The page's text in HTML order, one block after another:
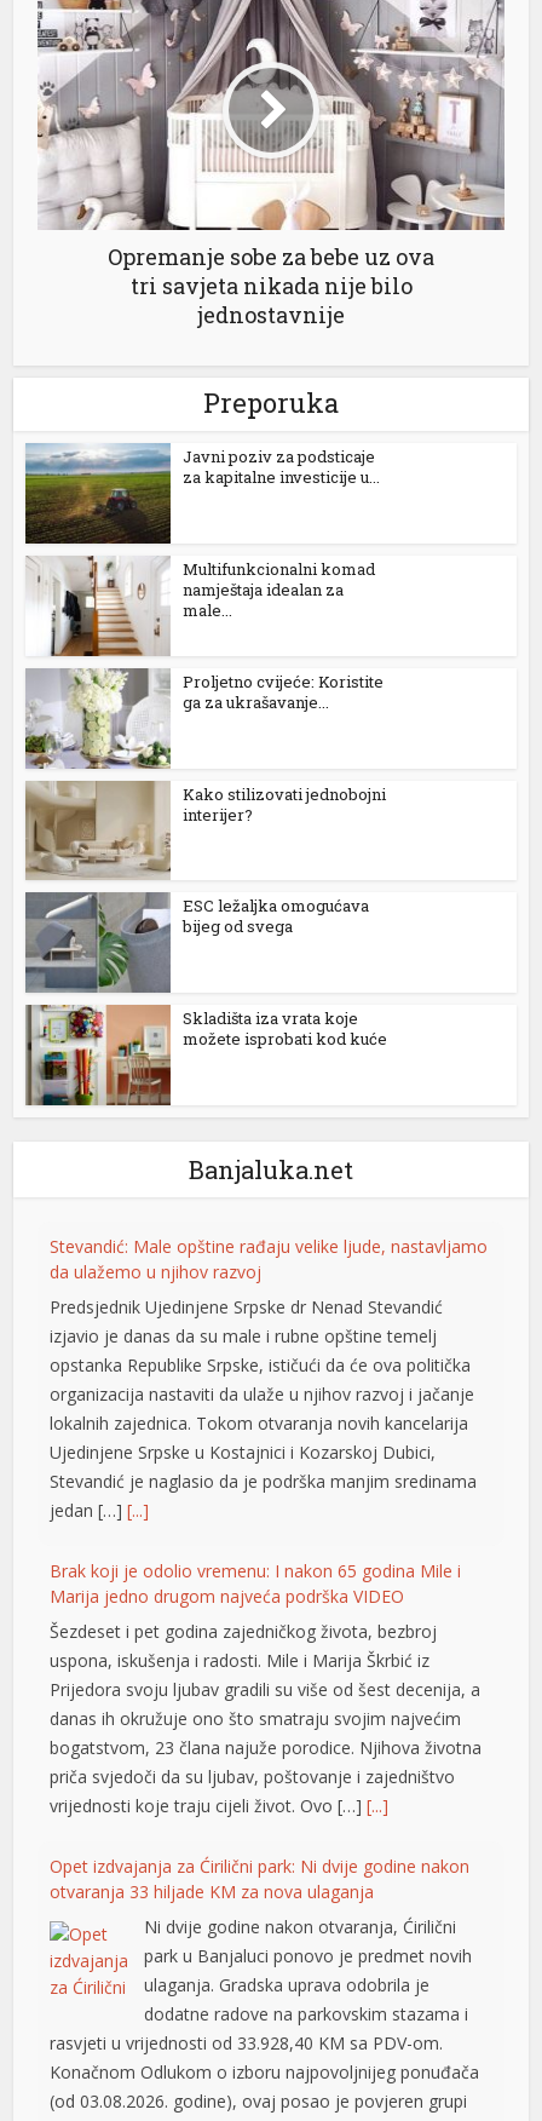
Opremanje sobe za bebe uz ova
tri savjeta nikada nije bilo
jednostavnije
Preporuka
Јavni poziv za podsticaje
za kapitalne investicije u...
Multifunkcionalni komad
namještaja idealan za
male...
Proljetno cvijeće: Koristite
ga za ukrašavanje...
Kako stilizovati jednobojni
interijer?
ESC ležaljka omogućava
bijeg od svega
Skladišta iza vrata koje
možete isprobati kod kuće
Banjaluka.net
Stevandić: Male opštine rađaju velike ljude, nastavljamo
da ulažemo u njihov razvoj
Predsjednik Ujedinjene Srpske dr Nenad Stevandić
izjavio je danas da su male i rubne opštine temelj
opstanka Republike Srpske, ističući da će ova politička
organizacija nastaviti da ulaže u njihov razvoj i jačanje
lokalnih zajednica. Tokom otvaranja novih kancelarija
Ujedinjene Srpske u Kostajnici i Kozarskoj Dubici,
Stevandić je naglasio da je podrška manjim sredinama
jedan […][...]
Brak koji je odolio vremenu: I nakon 65 godina Mile i
Marija jedno drugom najveća podrška VIDEO
Šezdeset i pet godina zajedničkog života, bezbroj
uspona, iskušenja i radosti. Mile i Marija Škrbić iz
Prijedora svoju ljubav gradili su više od šest decenija, a
danas ih okružuje ono što smatraju svojim najvećim
bogatstvom, 23 člana najuže porodice. Njihova životna
priča svjedoči da su ljubav, poštovanje i zajedništvo
vrijednosti koje traju cijeli život. Ovo […][...]
Opet izdvajanja za Ćirilični park: Ni dvije godine nakon
otvaranja 33 hiljade KM za nova ulaganja
Ni dvije godine nakon otvaranja, Ćirilični
park u Banjaluci ponovo je predmet novih
ulaganja. Gradska uprava odobrila je
dodatne radove na parkovskim stazama i
rasvjeti u vrijednosti od 33.928,40 KM sa PDV-om.
Konačnom Odlukom o izboru najpovoljnijeg ponuđača
(od 03.08.2026. godine), ovaj posao je povjeren grupi